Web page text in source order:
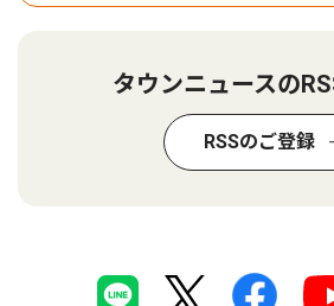
タウンニュースの
RSSのご登録